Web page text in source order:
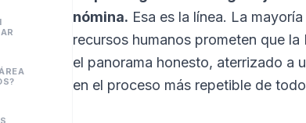
nómina. Esa es la línea. La
recursos humanos prometen que
el panorama honesto, aterrizado a
en el proceso más repetible de